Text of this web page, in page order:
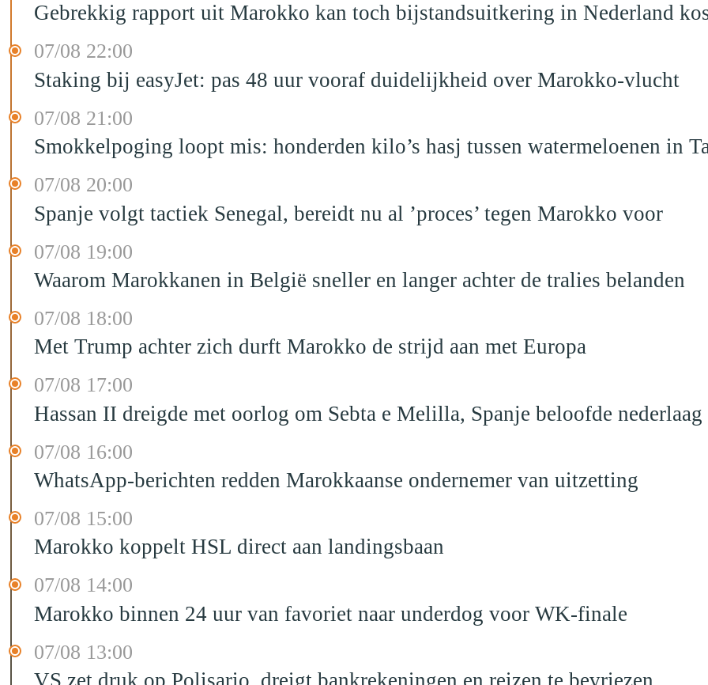
Gebrekkig rapport uit Marokko kan toch bijstandsuitkering in Nederland
07/08 22:00
Staking bij easyJet: pas 48 uur vooraf duidelijkheid over Marokko-vlucht
07/08 21:00
Smokkelpoging loopt mis: honderden kilo’s hasj tussen watermeloenen in
07/08 20:00
Spanje volgt tactiek Senegal, bereidt nu al ’proces’ tegen Marokko voor
07/08 19:00
Waarom Marokkanen in België sneller en langer achter de tralies belanden
07/08 18:00
Met Trump achter zich durft Marokko de strijd aan met Europa
07/08 17:00
Hassan II dreigde met oorlog om Sebta e Melilla, Spanje beloofde nederlaag
07/08 16:00
WhatsApp-berichten redden Marokkaanse ondernemer van uitzetting
07/08 15:00
Marokko koppelt HSL direct aan landingsbaan
07/08 14:00
Marokko binnen 24 uur van favoriet naar underdog voor WK-finale
07/08 13:00